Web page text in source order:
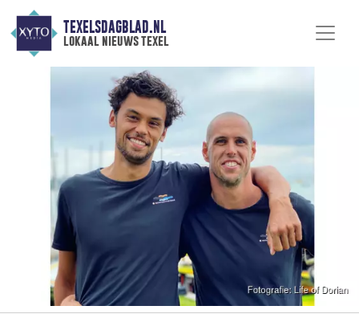
TEXELSDAGBLAD.NL
lokaal nieuws texel